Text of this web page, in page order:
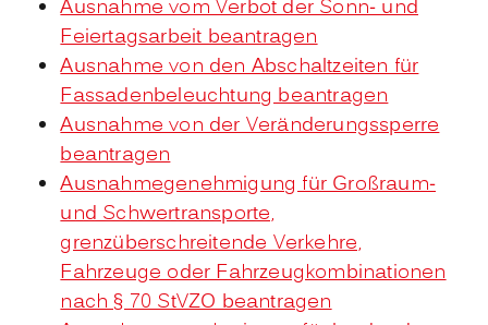
Ausnahme vom Verbot der Sonn- und
Feiertagsarbeit beantragen
Ausnahme von den Abschaltzeiten für
Fassadenbeleuchtung beantragen
Ausnahme von der Veränderungssperre
beantragen
Ausnahmegenehmigung für Großraum-
und Schwertransporte,
grenzüberschreitende Verkehre,
Fahrzeuge oder Fahrzeugkombinationen
nach § 70 StVZO beantragen